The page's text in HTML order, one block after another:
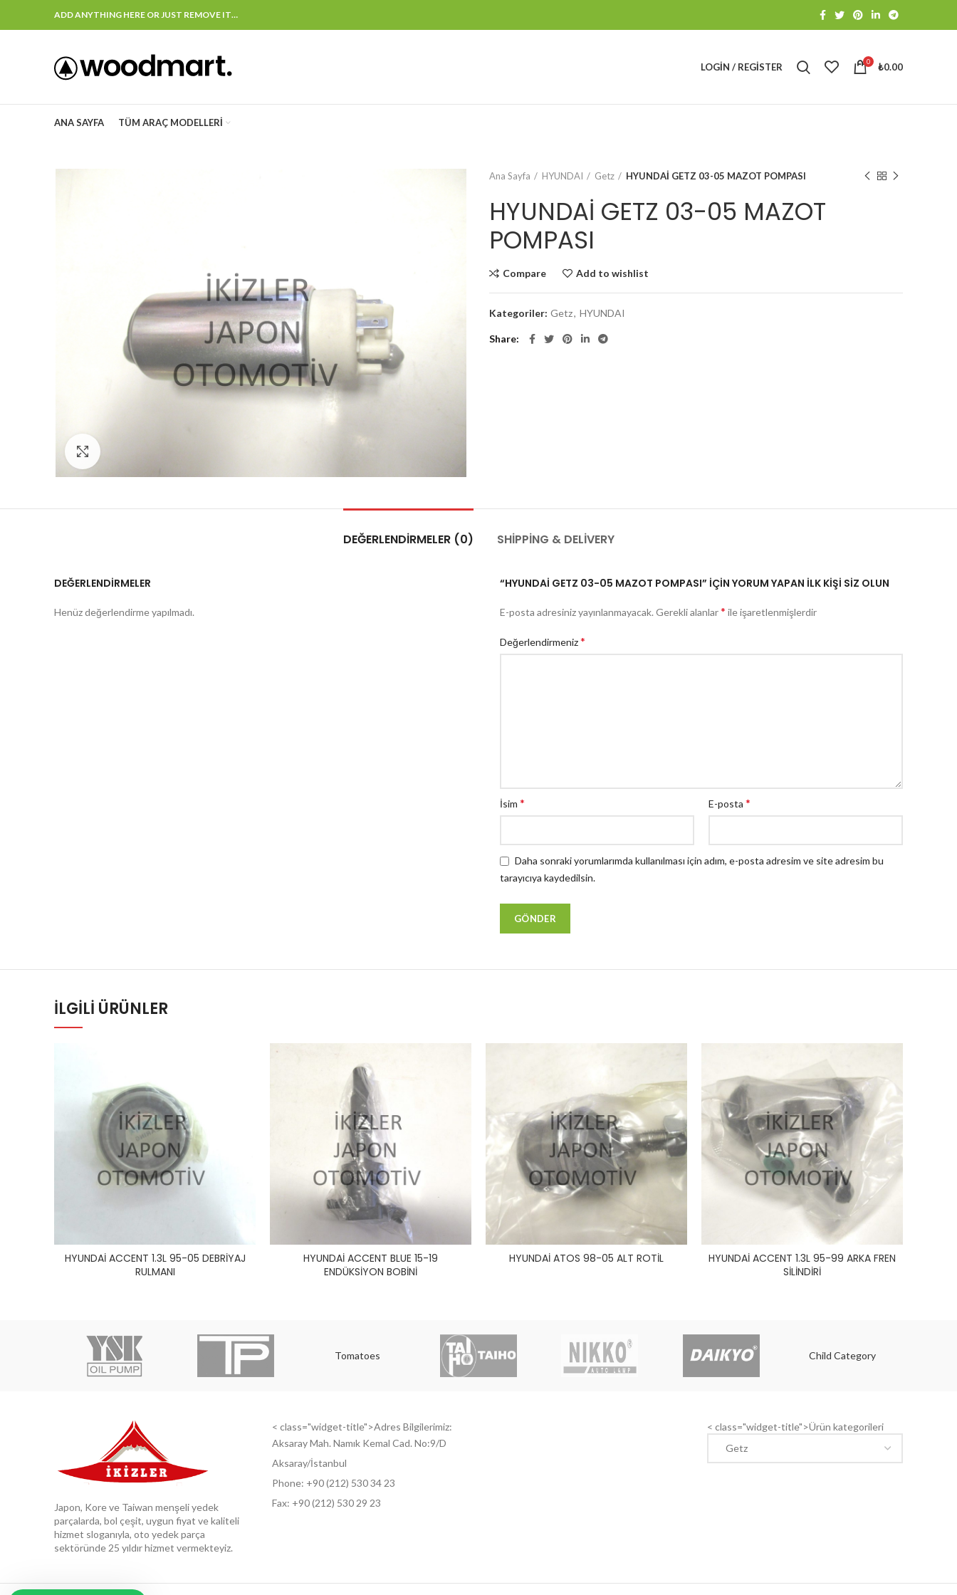
ADD ANYTHING HERE OR JUST REMOVE IT…
LOGIN / REGISTER 0 ₺0.00
ANA SAYFA TÜM ARAÇ MODELLERI
Ana Sayfa HYUNDAI Getz HYUNDAİ GETZ 03-05 MAZOT POMPASI
HYUNDAİ GETZ 03-05 MAZOT
POMPASI
Compare Add to wishlist
Kategoriler: Getz, HYUNDAI
Share
DEĞERLENDIRMELER (0) SHIPPING & DELIVERY
DEĞERLENDIRMELER
Henüz değerlendirme yapılmadı.
“HYUNDAİ GETZ 03-05 MAZOT POMPASI” IÇIN YORUM YAPAN ILK KIŞI SIZ OLUN
E-posta adresiniz yayınlanmayacak. Gerekli alanlar* ile işaretlenmişlerdir
Değerlendirmeniz*
İsim * E-posta *
Daha sonraki yorumlarımda kullanılması için adım, e-posta adresim ve site adresim bu
tarayıcıya kaydedilsin.
İLGILI ÜRÜNLER
HYUNDAİ ACCENT 1.3L 95-05 DEBRİYAJ
RULMANI
HYUNDAİ ACCENT BLUE 15-19
ENDÜKSİYON BOBİNİ
HYUNDAİ ATOS 98-05 ALT ROTİL
HYUNDAİ ACCENT 1.3L 95-99 ARKA FREN
SİLİNDİRİ
Tomatoes Child Category
Japon, Kore ve Taiwan menşeli yedek
parçalarda, bol çeşit, uygun fiyat ve kaliteli
hizmet sloganıyla, oto yedek parça
sektöründe 25 yıldır hizmet vermekteyiz.
< class="widget-title">Adres Bilgilerimiz:
Aksaray Mah. Namık Kemal Cad. No:9/D
Aksaray/İstanbul
Phone: +90 (212) 530 34 23
Fax: +90 (212) 530 29 23
< class="widget-title">Ürün kategorileri